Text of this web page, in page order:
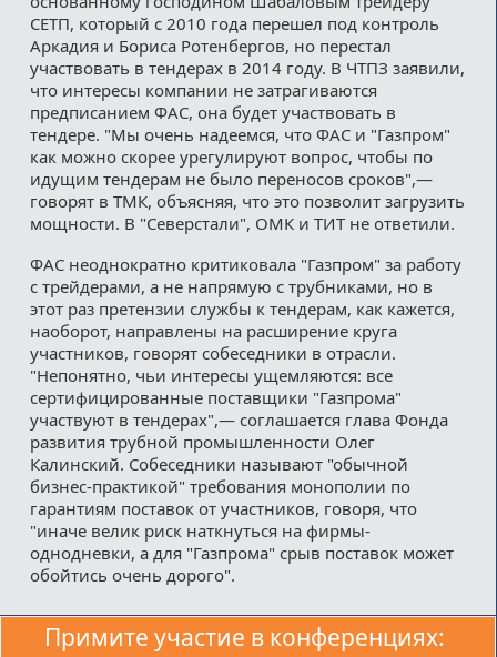
СЕТП, который с 2010 года перешел под контроль
Аркадия и Бориса Ротенбергов, но перестал
участвовать в тендерах в 2014 году. В ЧТПЗ заявили,
что интересы компании не затрагиваются
предписанием ФАС, она будет участвовать в
тендере. "Мы очень надеемся, что ФАС и "Газпром"
как можно скорее урегулируют вопрос, чтобы по
идущим тендерам не было переносов сроков",—
говорят в ТМК, объясняя, что это позволит загрузить
мощности. В "Северстали", ОМК и ТИТ не ответили.
ФАС неоднократно критиковала "Газпром" за работу
с трейдерами, а не напрямую с трубниками, но в
этот раз претензии службы к тендерам, как кажется,
наоборот, направлены на расширение круга
участников, говорят собеседники в отрасли.
"Непонятно, чьи интересы ущемляются: все
сертифицированные поставщики "Газпрома"
участвуют в тендерах",— соглашается глава Фонда
развития трубной промышленности Олег
Калинский. Собеседники называют "обычной
бизнес-практикой" требования монополии по
гарантиям поставок от участников, говоря, что
"иначе велик риск наткнуться на фирмы-
однодневки, а для "Газпрома" срыв поставок может
обойтись очень дорого".
Примите участие в конференциях: